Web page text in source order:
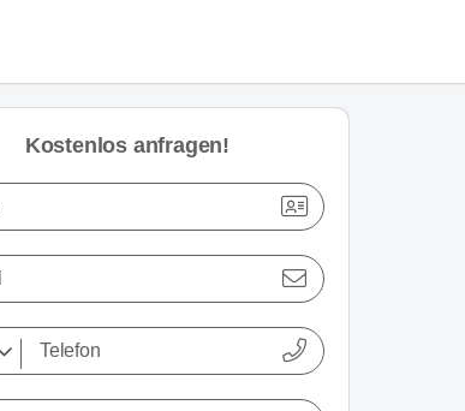
Kostenlos anfragen!